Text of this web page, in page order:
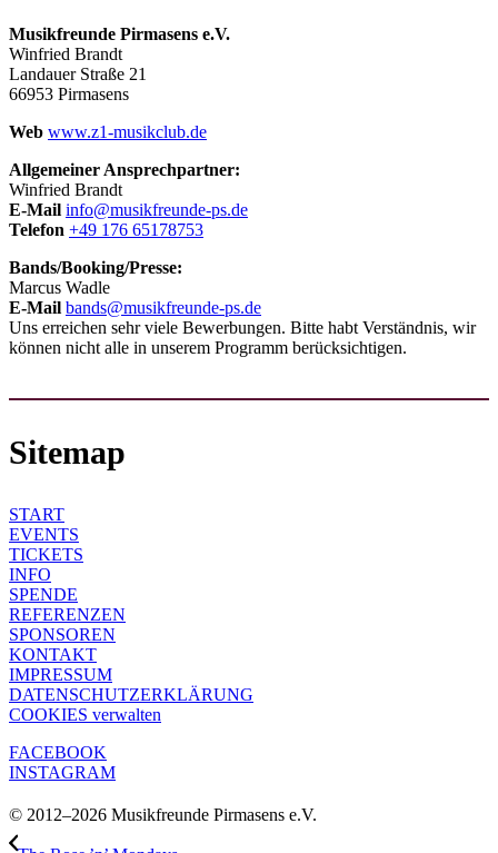
Musikfreunde Pirmasens e.V.
Winfried Brandt
Landauer Straße 21
66953 Pirmasens
Web www.z1-musikclub.de
Allgemeiner Ansprechpartner:
Winfried Brandt
E-Mail info@musikfreunde-ps.de
Telefon +49 176 65178753
Bands/Booking/Presse:
Marcus Wadle
E-Mail bands@musikfreunde-ps.de
Uns erreichen sehr viele Bewerbungen. Bitte habt Verständnis, wir
können nicht alle in unserem Programm berücksichtigen.
Sitemap
START
EVENTS
TICKETS
INFO
SPENDE
REFERENZEN
SPONSOREN
KONTAKT
IMPRESSUM
DATENSCHUTZ­ERKLÄRUNG
COOKIES verwalten
FACEBOOK
INSTAGRAM
© 2012–2026 Musikfreunde Pirmasens e.V.